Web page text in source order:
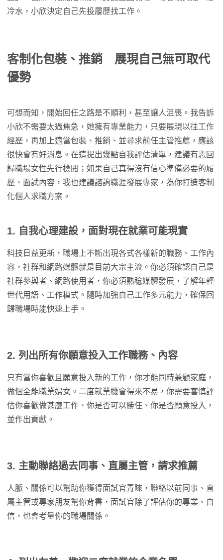
冷水，小欣決定自己先投履歷找工作。
客制化包裝、推銷 展現自己無可取代
優勢
可想而知，開始回任之路是不順利，甚至讓人沮喪。我告訴
小欣不需要太過焦急，她擁有專業能力，只要展現以往工作
經歷，再加上適當包裝、推銷、並尋求前任主管推薦，應該
很快會有好消息。在這提出幾點自我評估清單，建議有志回
歸職場女性先行檢閱；如果自己真得沒有信心準備必要的履
歷、面試內容，我也建議諮詢職涯發展專家，為你打造客制
化個人求職方案。
1. 自我心理建設，面對現在就業可能現實
科技日益更新，職場上不斷出現各式各樣新的職務、工作內
容，社群和網路媒體就是目前大宗主流。你必須確認自己是
社群參與者、網路使用者，你必須熟稔媒體發展，了解年輕
世代用語、工作模式。隨時加強自己工作多元能力，確保回
歸職場時能快速上手。
2. 列出所有你願意投入工作職務、內容
只有當你喜歡且願意投入新的工作，你才能同時兼顧家庭，
做個全能職業婦女。二度就業機會得來不易，你需要審慎評
估你喜歡做甚麼工作、你是否可以勝任、你是否願意投入，
並作出貢獻。
3. 主動聯絡過去同事、直屬主管，請求推薦
人脈、關係可以幫助你獲得面試官青睞，聯絡以前同事、直
屬主管或專家朋友幫你背書，面試官除了評估你的專業、自
信，也會考量你的職場關係。